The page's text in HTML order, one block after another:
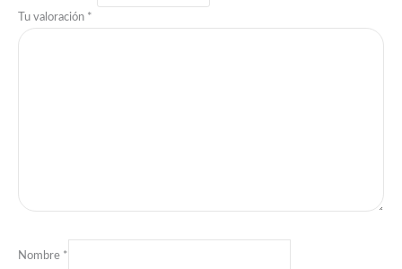
Tu valoración *
Nombre *